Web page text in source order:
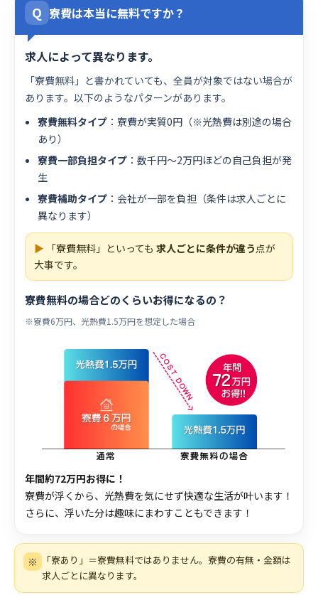
Q 寮費は本当に無料ですか？
求人によって異なります。
「寮費無料」と書かれていても、全員が対象ではない場合が
あります。以下のようなパターンがあります。
寮費無料タイプ ：寮費が実質0円（※光熱費は別途の場合
あり）
寮費一部負担タイプ ：数千円〜2万円ほどの自己負担が発
生
寮費補助タイプ ：会社が一部を負担（条件は求人ごとに
異なります）
▶ 「寮費無料」といっても 求人ごとに条件が違う点が
大事です。
寮費無料の場合どのくらいお得になるの？
※寮費6万円、光熱費1.5万円を想定した場合
年間約72万円お得に！
寮費が浮くから、光熱費を気にせず快適な生活が叶います！
さらに、浮いた分は趣味にまわすこともできます！
※
「寮あり」＝寮費無料ではありません。寮費の有無・金額は
求人ごとに異なります。